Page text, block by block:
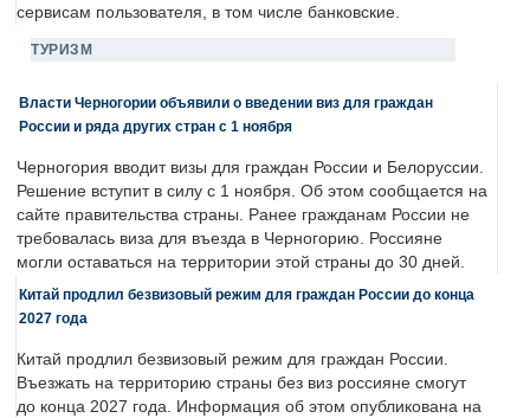
сервисам пользователя, в том числе банковские.
ТУРИЗМ
Власти Черногории объявили о введении виз для граждан
России и ряда других стран с 1 ноября
Черногория вводит визы для граждан России и Белоруссии.
Решение вступит в силу с 1 ноября. Об этом сообщается на
сайте правительства страны. Ранее гражданам России не
требовалась виза для въезда в Черногорию. Россияне
могли оставаться на территории этой страны до 30 дней.
Китай продлил безвизовый режим для граждан России до конца
2027 года
Китай продлил безвизовый режим для граждан России.
Въезжать на территорию страны без виз россияне смогут
до конца 2027 года. Информация об этом опубликована на